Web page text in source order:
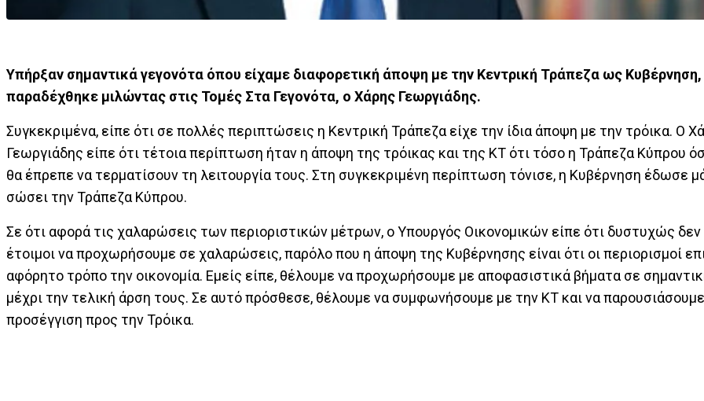
Υπήρξαν σημαντικά γεγονότα όπου είχαμε διαφορετική άποψη με την Κεντρική Τράπεζα ως Κυβέρνηση,
παραδέχθηκε μιλώντας στις Τομές Στα Γεγονότα, ο Χάρης Γεωργιάδης.
Συγκεκριμένα, είπε ότι σε πολλές περιπτώσεις η Κεντρική Τράπεζα είχε την ίδια άποψη με την τρόικα. Ο
Γεωργιάδης είπε ότι τέτοια περίπτωση ήταν η άποψη της τρόικας και της ΚΤ ότι τόσο η Τράπεζα Κύπρου
θα έπρεπε να τερματίσουν τη λειτουργία τους. Στη συγκεκριμένη περίπτωση τόνισε, η Κυβέρνηση έδωσε
σώσει την Τράπεζα Κύπρου.
Σε ότι αφορά τις χαλαρώσεις των περιοριστικών μέτρων, ο Υπουργός Οικονομικών είπε ότι δυστυχώς δεν
έτοιμοι να προχωρήσουμε σε χαλαρώσεις, παρόλο που η άποψη της Κυβέρνησης είναι ότι οι περιορισμοί
αφόρητο τρόπο την οικονομία. Εμείς είπε, θέλουμε να προχωρήσουμε με αποφασιστικά βήματα σε
μέχρι την τελική άρση τους. Σε αυτό πρόσθεσε, θέλουμε να συμφωνήσουμε με την ΚΤ και να
προσέγγιση προς την Τρόικα.